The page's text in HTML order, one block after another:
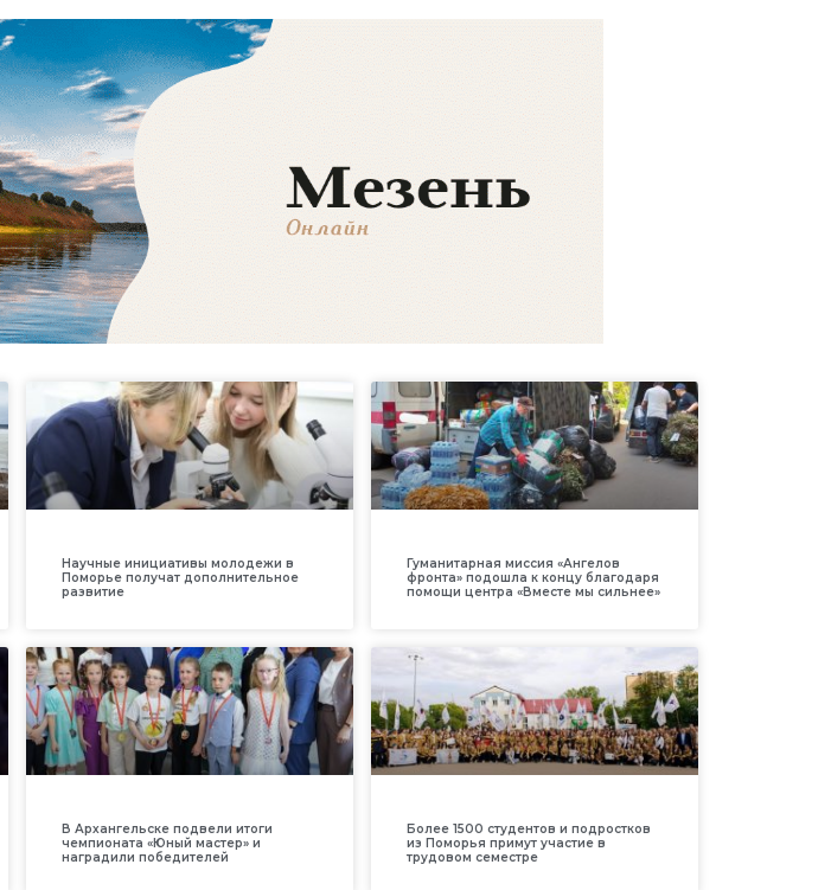
Научные инициативы молодежи в
Поморье получат дополнительное
развитие
Гуманитарная миссия «Ангелов
фронта» подошла к концу благодаря
помощи центра «Вместе мы сильнее»
В Архангельске подвели итоги
чемпионата «Юный мастер» и
наградили победителей
Более 1500 студентов и подростков
из Поморья примут участие в
трудовом семестре